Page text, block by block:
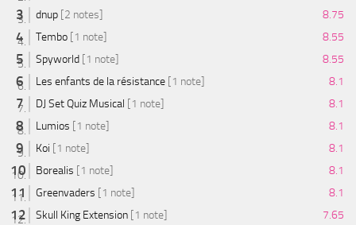
dnup [2 notes]
8.75
Tembo [1 note]
8.55
Spyworld [1 note]
8.55
Les enfants de la résistance [1 note]
8.1
DJ Set Quiz Musical [1 note]
8.1
Lumios [1 note]
8.1
Koi [1 note]
8.1
Borealis [1 note]
8.1
Greenvaders [1 note]
8.1
Skull King Extension [1 note]
7.65